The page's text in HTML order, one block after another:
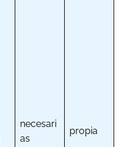
necesari
as
propia